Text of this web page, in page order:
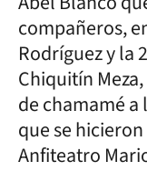
compañeros,
Rodríguez y la
Chiquitín
de chamamé
que se
Anfiteatro